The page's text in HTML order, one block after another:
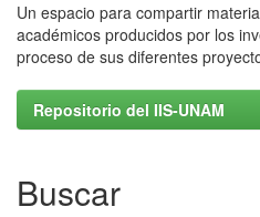
Un espacio para compartir
académicos producidos por los
proceso de sus diferentes
Repositorio del IIS-UNAM
Buscar